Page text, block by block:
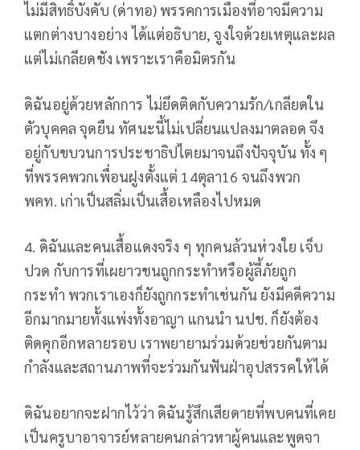
ไม่มีสิทธิ์บังคับ (ด่าทอ) พรรคการเมืองที่อาจมีความ
แตกต่างบางอย่าง ได้แต่อธิบาย, จูงใจด้วยเหตุและผล
แต่ไม่เกลียดชัง เพราะเราคือมิตรกัน
ดิฉันอยู่ด้วยหลักการ ไม่ยึดติดกับความรัก/เกลียดใน
ตัวบุคคล จุดยืน ทัศนะนี้ไม่เปลี่ยนแปลงมาตลอด จึง
อยู่กับขบวนการประชาธิปไตยมาจนถึงปัจจุบัน ทั้ง ๆ
ที่พรรคพวกเพื่อนฝูงตั้งแต่ 14ตุลา16 จนถึงพวก
พคท. เก่าเป็นสลิ่มเป็นเสื้อเหลืองไปหมด
4. ดิฉันและคนเสื้อแดงจริง ๆ ทุกคนล้วนห่วงใย เจ็บ
ปวด กับการที่เผยาวชนถูกกระทำหรือผู้ลี้ภัยถูก
กระทำ พวกเราเองก็ยังถูกกระทำเช่นกัน ยังมีคดีความ
อีกมากมายทั้งแพ่งทั้งอาญา แกนนำ นปช. ก็ยังต้อง
ติดคุกอีกหลายรอบ เราพยายามร่วมด้วยช่วยกันตาม
กำลังและสถานภาพที่จะร่วมกันฟันฝ่าอุปสรรคให้ได้
ดิฉันอยากจะฝากไว้ว่า ดิฉันรู้สึกเสียดายที่พบคนที่เคย
เป็นครูบาอาจารย์หลายคนกล่าวหาผู้คนและพูดจา